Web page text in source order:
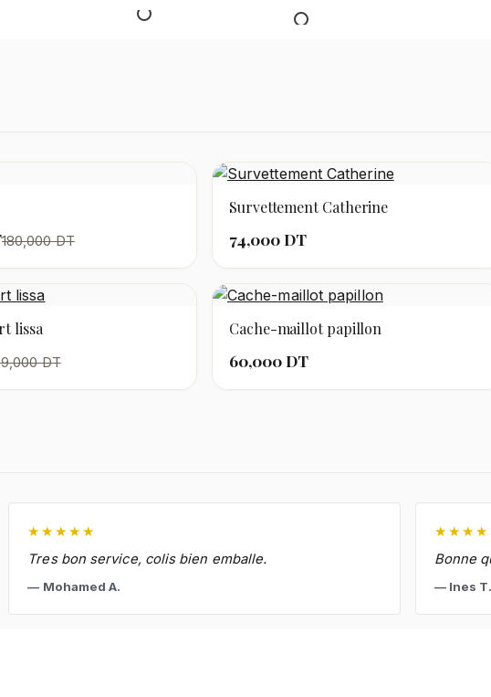
180,000 DT
Survettement Catherine
74,000 DT
lissa
DT
Cache-maillot papillon
60,000 DT
★ ★ ★ ★ ★
Tres bon service, colis bien emballe.
Mohamed A.
★ ★ ★ ★
Bonne
Ines T.